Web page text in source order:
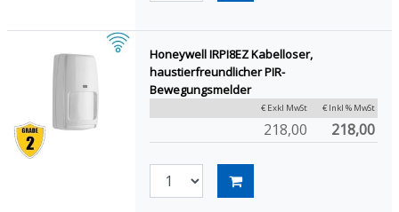
Honeywell IRPI8EZ Kabelloser,
haustierfreundlicher PIR-
Bewegungsmelder
€ Exkl MwSt € Inkl % MwSt
218,00 218,00